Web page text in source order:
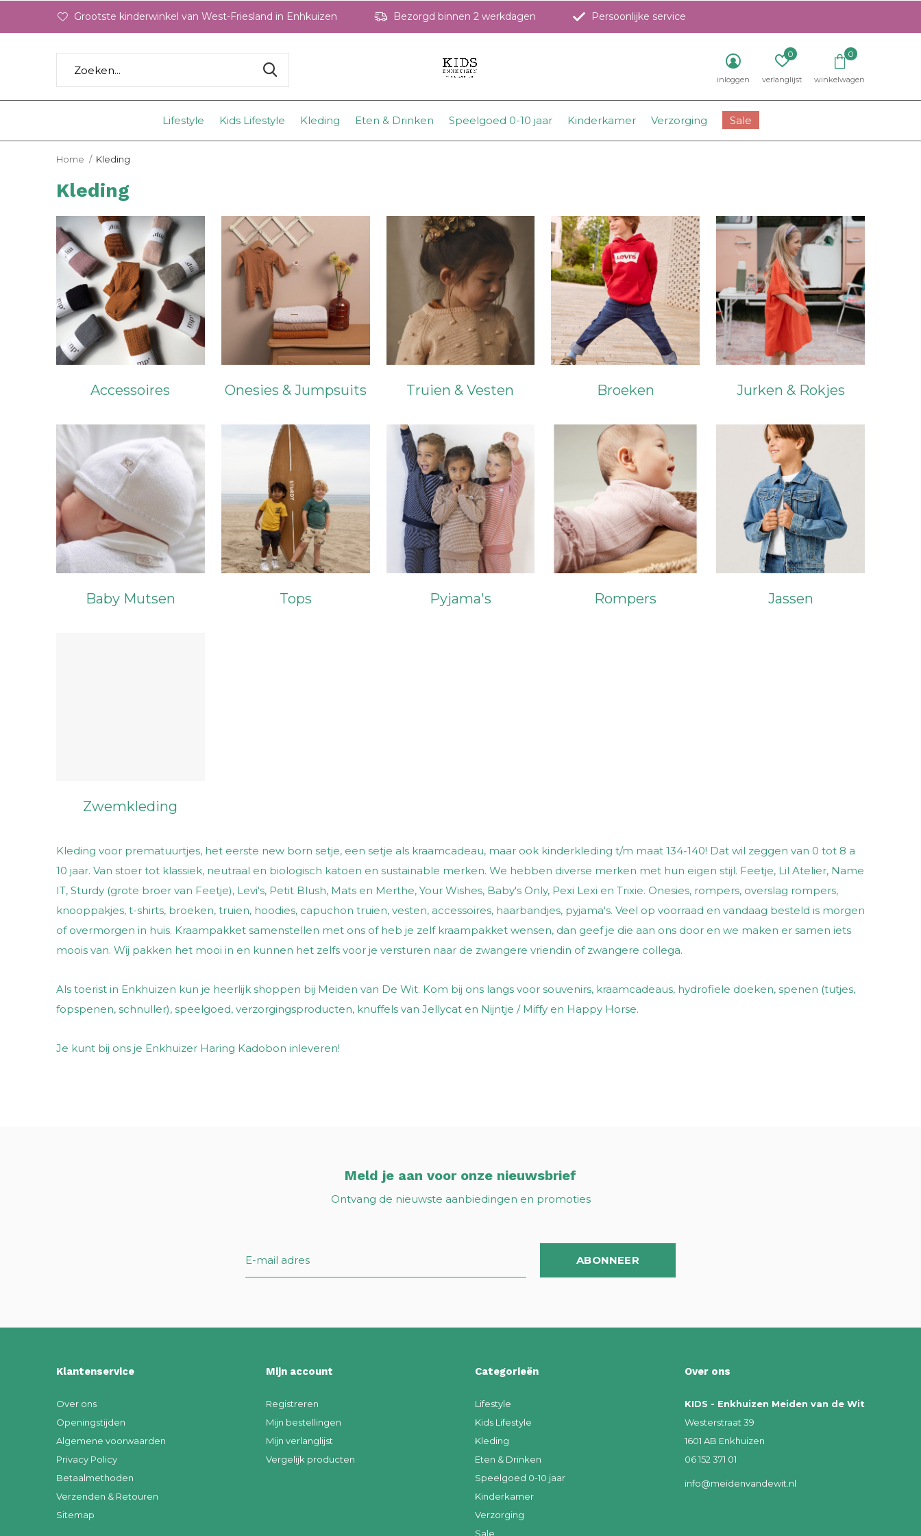
Lifestyle Kids Lifestyle Kleding Eten & Drinken Speelgoed 0-10 jaar Kinderkamer Verzorging Sale
inloggen verlanglijst
0
winkelwagen
0
Grootste kinderwinkel van West-Friesland in Enhkuizen Bezorgd binnen 2 werkdagen Persoonlijke service
Home Kleding
Kleding
Accessoires Onesies & Jumpsuits Truien & Vesten Broeken Jurken & Rokjes
Baby Mutsen Tops Pyjama's Rompers Jassen
Zwemkleding
Kleding voor prematuurtjes, het eerste new born setje, een setje als kraamcadeau, maar ook kinderkleding t/m maat 134-140! Dat wil zeggen van 0 tot 8 a
10 jaar. Van stoer tot klassiek, neutraal en biologisch katoen en sustainable merken. We hebben diverse merken met hun eigen stijl. Feetje, Lil Atelier, Name
IT, Sturdy (grote broer van Feetje), Levi's, Petit Blush, Mats en Merthe, Your Wishes, Baby's Only, Pexi Lexi en Trixie. Onesies, rompers, overslag rompers,
knooppakjes, t-shirts, broeken, truien, hoodies, capuchon truien, vesten, accessoires, haarbandjes, pyjama's. Veel op voorraad en vandaag besteld is morgen
of overmorgen in huis. Kraampakket samenstellen met ons of heb je zelf kraampakket wensen, dan geef je die aan ons door en we maken er samen iets
moois van. Wij pakken het mooi in en kunnen het zelfs voor je versturen naar de zwangere vriendin of zwangere collega.
Als toerist in Enkhuizen kun je heerlijk shoppen bij Meiden van De Wit. Kom bij ons langs voor souvenirs, kraamcadeaus, hydrofiele doeken, spenen (tutjes,
fopspenen, schnuller), speelgoed, verzorgingsproducten, knuffels van Jellycat en Nijntje / Miffy en Happy Horse.
Je kunt bij ons je Enkhuizer Haring Kadobon inleveren!
Meld je aan voor onze nieuwsbrief
Ontvang de nieuwste aanbiedingen en promoties
ABONNEER
Klantenservice
Over ons
Openingstijden
Algemene voorwaarden
Privacy Policy
Betaalmethoden
Verzenden & Retouren
Sitemap
Mijn account
Registreren
Mijn bestellingen
Mijn verlanglijst
Vergelijk producten
Categorieën
Lifestyle
Kids Lifestyle
Kleding
Eten & Drinken
Speelgoed 0-10 jaar
Kinderkamer
Verzorging
Sale
Over ons
KIDS - Enkhuizen Meiden van de Wit
Westerstraat 39
1601 AB Enkhuizen
06 152 371 01
info@meidenvandewit.nl